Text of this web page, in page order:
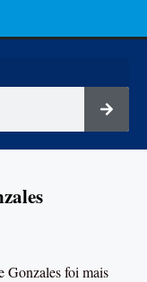
Gonzales foi mais